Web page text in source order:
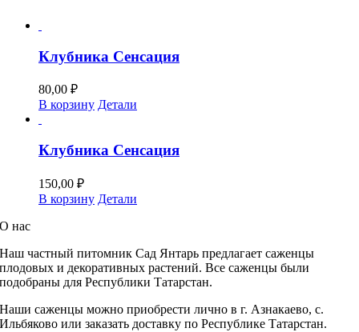
Клубника Сенсация
80,00 ₽
В корзину Детали
Клубника Сенсация
150,00 ₽
В корзину Детали
О нас
Наш частный питомникСад Янтарь предлагает саженцы
плодовых и декоративных растений. Все саженцы были
подобраны для Республики Татарстан.
Наши саженцы можно приобрести лично в г. Азнакаево, с.
Ильбяково или заказать доставку по Республике Татарстан.